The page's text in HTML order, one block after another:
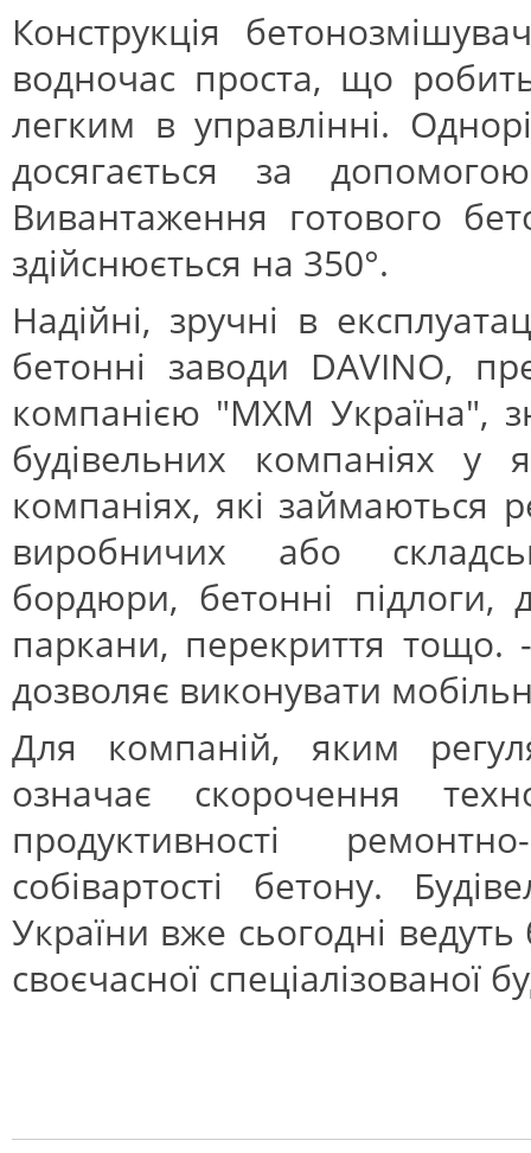
Конструкція
водночас проста, що
легким в управлінні.
досягається за
Вивантаження готового
здійснюється на 350°.
Надійні, зручні в
бетонні заводи DAVINO,
компанією "МХМ Україна",
будівельних компаніях у
компаніях, які займаються
виробничих або
бордюри, бетонні підлоги,
паркани, перекриття тощо.
дозволяє виконувати
Для компаній, яким
означає скорочення
продуктивності
собівартості бетону.
України вже сьогодні ведуть
своєчасної спеціалізованої